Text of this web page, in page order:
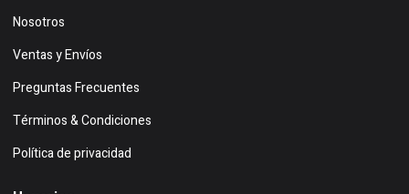
Nosotros
Ventas y Envíos
Preguntas Frecuentes
Términos & Condiciones
Política de privacidad